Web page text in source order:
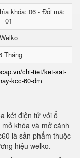
khóa: 06 - Đổi mã:
01
Welko
Tháng
chi-tiet/ket-sat-
kcc-60-dm
két điện tử với ổ
khóa và mở cánh
là sản phẩm thuộc
hiệu welko.